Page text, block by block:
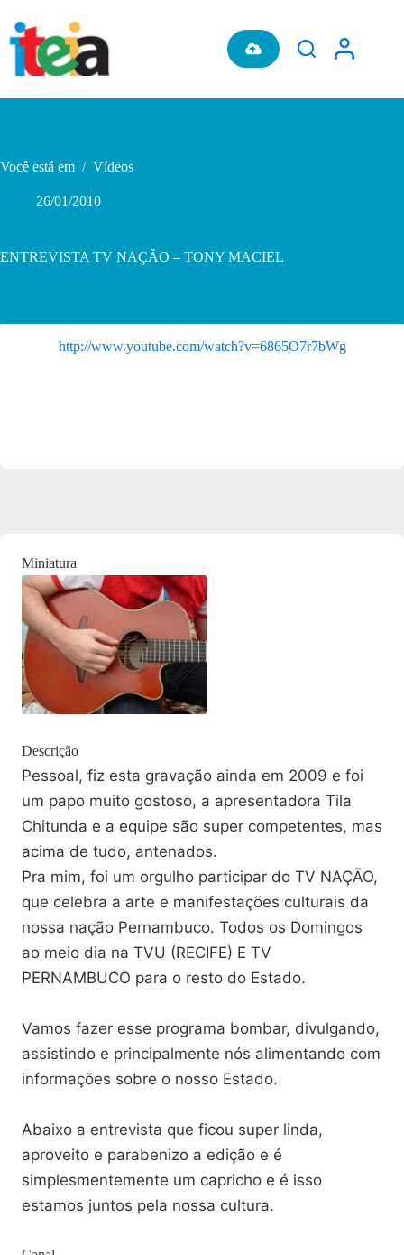
para
conteúdo
Você está em / Vídeos
26/01/2010
ENTREVISTA TV NAÇÃO – TONY MACIEL
http://www.youtube.com/watch?v=6865O7r7bWg
Miniatura
Descrição
Pessoal, fiz esta gravação ainda em 2009 e foi
um papo muito gostoso, a apresentadora Tila
Chitunda e a equipe são super competentes, mas
acima de tudo, antenados.
Pra mim, foi um orgulho participar do TV NAÇÃO,
que celebra a arte e manifestações culturais da
nossa nação Pernambuco. Todos os Domingos
ao meio dia na TVU (RECIFE) E TV
PERNAMBUCO para o resto do Estado.
Vamos fazer esse programa bombar, divulgando,
assistindo e principalmente nós alimentando com
informações sobre o nosso Estado.
Abaixo a entrevista que ficou super linda,
aproveito e parabenizo a edição e é
simplesmentemente um capricho e é isso
estamos juntos pela nossa cultura.